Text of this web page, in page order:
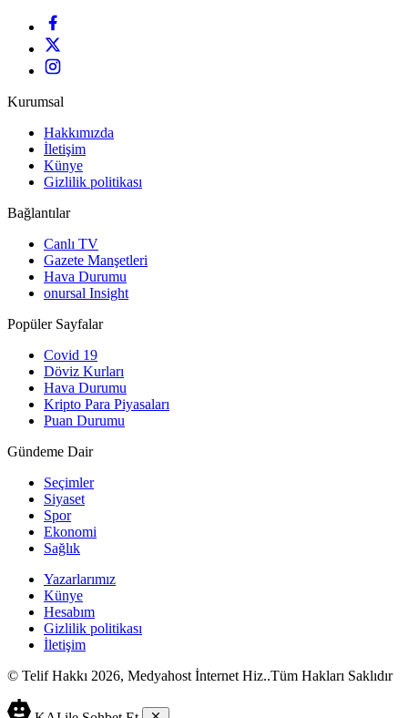
Kurumsal
Hakkımızda
İletişim
Künye
Gizlilik politikası
Bağlantılar
Canlı TV
Gazete Manşetleri
Hava Durumu
onursal Insight
Popüler Sayfalar
Covid 19
Döviz Kurları
Hava Durumu
Kripto Para Piyasaları
Puan Durumu
Gündeme Dair
Seçimler
Siyaset
Spor
Ekonomi
Sağlık
Yazarlarımız
Künye
Hesabım
Gizlilik politikası
İletişim
© Telif Hakkı 2026, Medyahost İnternet Hiz..Tüm Hakları Saklıdır
casino
canlı
ev